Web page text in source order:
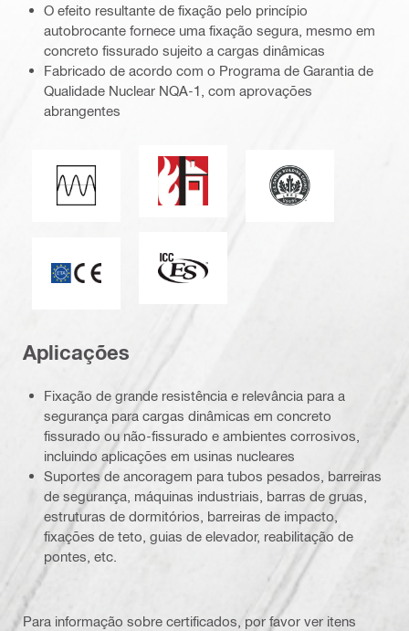
O efeito resultante de fixação pelo princípio
autobrocante fornece uma fixação segura, mesmo em
concreto fissurado sujeito a cargas dinâmicas
Fabricado de acordo com o Programa de Garantia de
Qualidade Nuclear NQA-1, com aprovações
abrangentes
Carga à fadiga Resistência ao fogoLiderança no
Aplicações
Fixação de grande resistência e relevância para a
segurança para cargas dinâmicas em concreto
fissurado ou não-fissurado e ambientes corrosivos,
incluindo aplicações em usinas nucleares
Suportes de ancoragem para tubos pesados, barreiras
de segurança, máquinas industriais, barras de gruas,
estruturas de dormitórios, barreiras de impacto,
fixações de teto, guias de elevador, reabilitação de
pontes, etc.
Para informação sobre certificados, por favor ver itens